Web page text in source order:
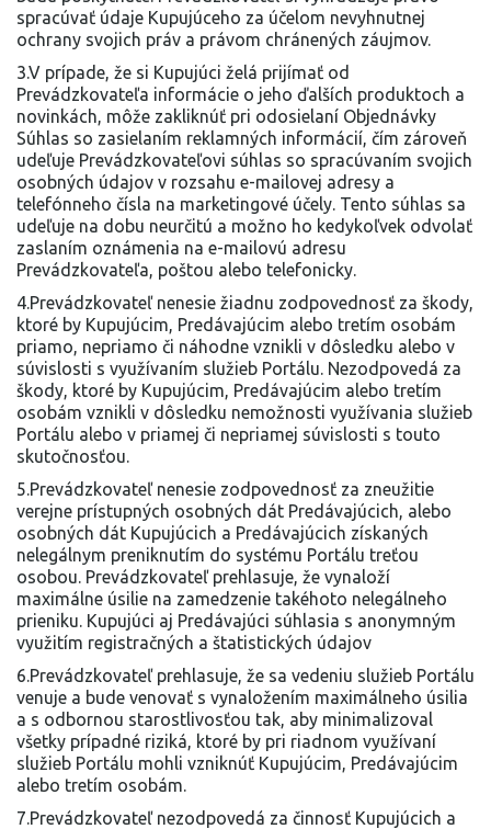
spracúvať údaje Kupujúceho za účelom nevyhnutnej
ochrany svojich práv a právom chránených záujmov.
3.V prípade, že si Kupujúci želá prijímať od
Prevádzkovateľa informácie o jeho ďalších produktoch a
novinkách, môže zakliknúť pri odosielaní Objednávky
Súhlas so zasielaním reklamných informácií, čím zároveň
udeľuje Prevádzkovateľovi súhlas so spracúvaním svojich
osobných údajov v rozsahu e-mailovej adresy a
telefónneho čísla na marketingové účely. Tento súhlas sa
udeľuje na dobu neurčitú a možno ho kedykoľvek odvolať
zaslaním oznámenia na e-mailovú adresu
Prevádzkovateľa, poštou alebo telefonicky.
4.Prevádzkovateľ nenesie žiadnu zodpovednosť za škody,
ktoré by Kupujúcim, Predávajúcim alebo tretím osobám
priamo, nepriamo či náhodne vznikli v dôsledku alebo v
súvislosti s využívaním služieb Portálu. Nezodpovedá za
škody, ktoré by Kupujúcim, Predávajúcim alebo tretím
osobám vznikli v dôsledku nemožnosti využívania služieb
Portálu alebo v priamej či nepriamej súvislosti s touto
skutočnosťou.
5.Prevádzkovateľ nenesie zodpovednosť za zneužitie
verejne prístupných osobných dát Predávajúcich, alebo
osobných dát Kupujúcich a Predávajúcich získaných
nelegálnym preniknutím do systému Portálu treťou
osobou. Prevádzkovateľ prehlasuje, že vynaloží
maximálne úsilie na zamedzenie takéhoto nelegálneho
prieniku. Kupujúci aj Predávajúci súhlasia s anonymným
využitím registračných a štatistických údajov
6.Prevádzkovateľ prehlasuje, že sa vedeniu služieb Portálu
venuje a bude venovať s vynaložením maximálneho úsilia
a s odbornou starostlivosťou tak, aby minimalizoval
všetky prípadné riziká, ktoré by pri riadnom využívaní
služieb Portálu mohli vzniknúť Kupujúcim, Predávajúcim
alebo tretím osobám.
7.Prevádzkovateľ nezodpovedá za činnosť Kupujúcich a